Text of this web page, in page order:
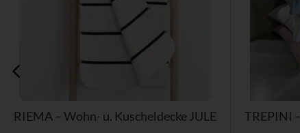
RIEMA – Wohn- u. Kuscheldecke JULE
Produktseite